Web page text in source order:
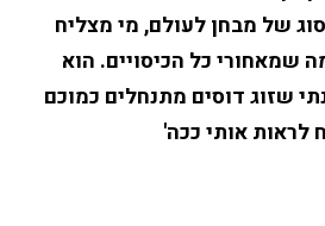
של מבחן לעולם, מי מצליח
שמאחורי כל הכיסויים. הוא
שזוג דוסים מתנחלים כמוכם
לראות אותי ככה'